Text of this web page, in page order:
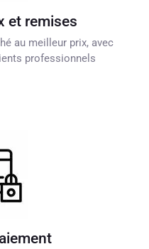
et remises
au meilleur prix, avec
professionnels